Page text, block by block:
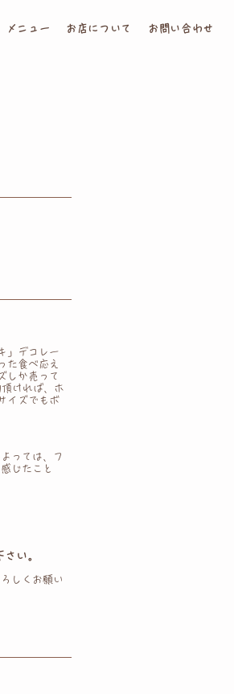
メニュー お店について お問い合わせ
」デコレー
食べ応え
しか売って
ければ 、ホ
イズでも ボ
っては、フ
じたこと
い。
しくお願い